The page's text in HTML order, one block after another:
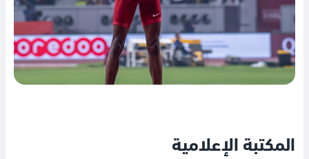
المكتبة الإعلامية